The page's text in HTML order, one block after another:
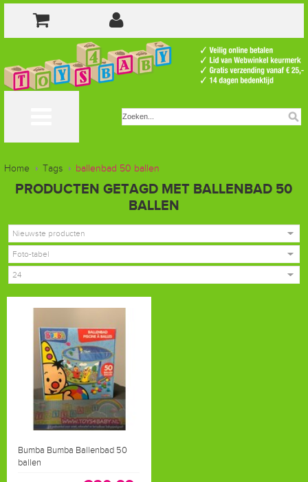
Home Tags ballenbad 50 ballen
PRODUCTEN GETAGD MET BALLENBAD 50
BALLEN
Nieuwste producten
Foto-tabel
24
Bumba Bumba Ballenbad 50
ballen